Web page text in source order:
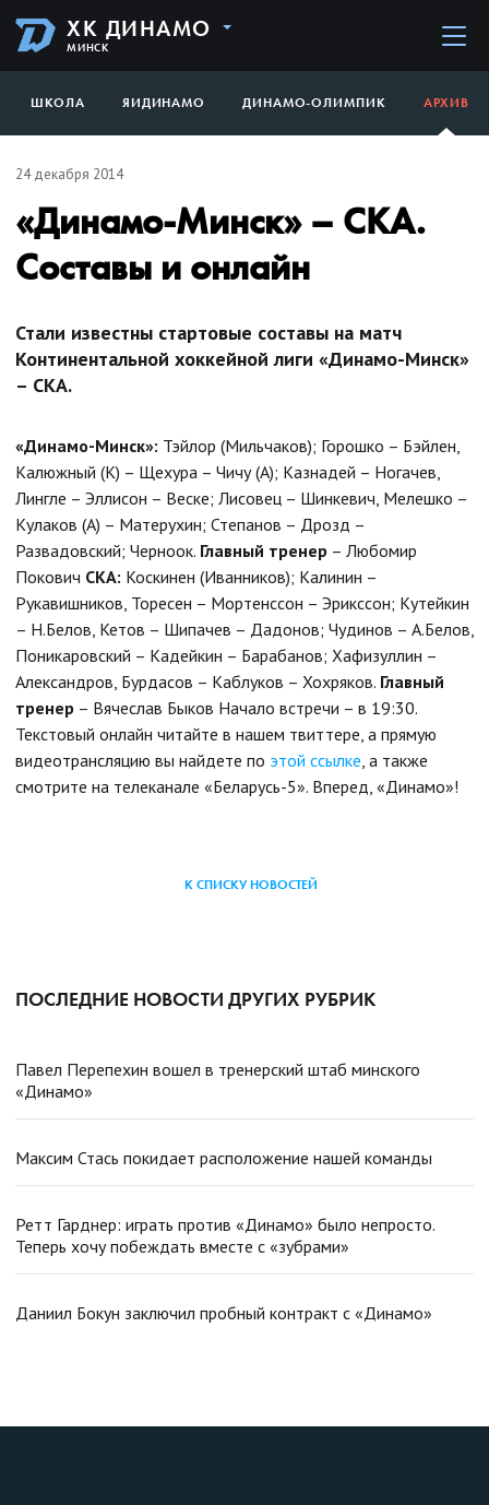
ХК ДИНАМО
МИНСК
ШКОЛА ЯИДИНАМО ДИНАМО-ОЛИМПИК АРХИВ
24 декабря 2014
«Динамо-Минск» – СКА.
Составы и онлайн
Стали известны стартовые составы на матч
Континентальной хоккейной лиги «Динамо-Минск»
– СКА.
«Динамо-Минск»: Тэйлор (Мильчаков); Горошко – Бэйлен,
Калюжный (К) – Щехура – Чичу (А); Казнадей – Ногачев,
Лингле – Эллисон – Веске; Лисовец – Шинкевич, Мелешко –
Кулаков (А) – Матерухин; Степанов – Дрозд –
Развадовский; Черноок. Главный тренер – Любомир
Покович СКА: Коскинен (Иванников); Калинин –
Рукавишников, Торесен – Мортенссон – Эрикссон; Кутейкин
– Н.Белов, Кетов – Шипачев – Дадонов; Чудинов – А.Белов,
Поникаровский – Кадейкин – Барабанов; Хафизуллин –
Александров, Бурдасов – Каблуков – Хохряков. Главный
тренер – Вячеслав Быков Начало встречи – в 19:30.
Текстовый онлайн читайте в нашем твиттере, а прямую
видеотрансляцию вы найдете по этой ссылке , а также
смотрите на телеканале «Беларусь-5». Вперед, «Динамо»!
К СПИСКУ НОВОСТЕЙ
ПОСЛЕДНИЕ НОВОСТИ ДРУГИХ РУБРИК
Павел Перепехин вошел в тренерский штаб минского
«Динамо»
Максим Стась покидает расположение нашей команды
Ретт Гарднер: играть против «Динамо» было непросто.
Теперь хочу побеждать вместе с «зубрами»
Даниил Бокун заключил пробный контракт с «Динамо»